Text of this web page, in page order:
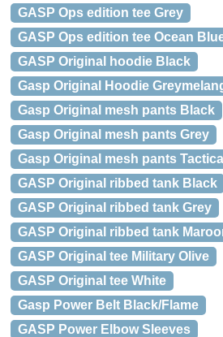
GASP Ops edition tee Grey
GASP Ops edition tee Ocean
GASP Original hoodie Black
Gasp Original Hoodie
Gasp Original mesh pants Black
Gasp Original mesh pants Grey
Gasp Original mesh pants
GASP Original ribbed tank Black
GASP Original ribbed tank Grey
GASP Original ribbed tank
GASP Original tee Military Olive
GASP Original tee White
Gasp Power Belt Black/Flame
GASP Power Elbow Sleeves